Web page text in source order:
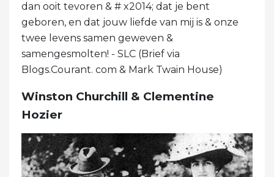
dan ooit tevoren & # x2014; dat je bent
geboren, en dat jouw liefde van mij is & onze
twee levens samen geweven &
samengesmolten! - SLC (Brief via
Blogs.Courant. com & Mark Twain House)
Winston Churchill & Clementine
Hozier